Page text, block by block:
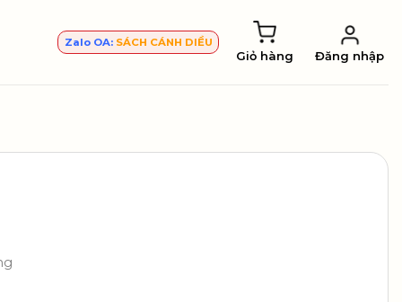
Zalo OA: SÁCH CÁNH DIỀU
Giỏ hàng Đăng nhập